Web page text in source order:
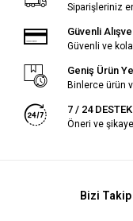
Siparişleriniz
Güvenli
Güvenli ve
Geniş Ürün
Binlerce ürün
7 / 24 DESTEK
Öneri ve
Bizi Takip